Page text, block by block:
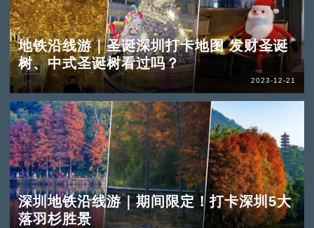
地铁沿线游｜圣诞深圳打卡地图 发财圣诞
树、中式圣诞树看过吗？
2023-12-21
深圳地铁沿线游｜期间限定！打卡深圳5大
落羽杉胜景